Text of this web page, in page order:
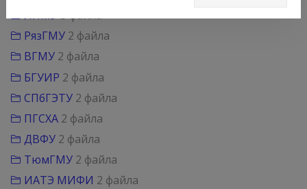
ЛНМУ3 файла
РязГМУ 2 файла
ВГМУ 2 файла
БГУИР 2 файла
СПбГЭТУ 2 файла
ПГСХА 2 файла
ДВФУ 2 файла
ТюмГМУ 2 файла
ИАТЭ МИФИ 2 файла